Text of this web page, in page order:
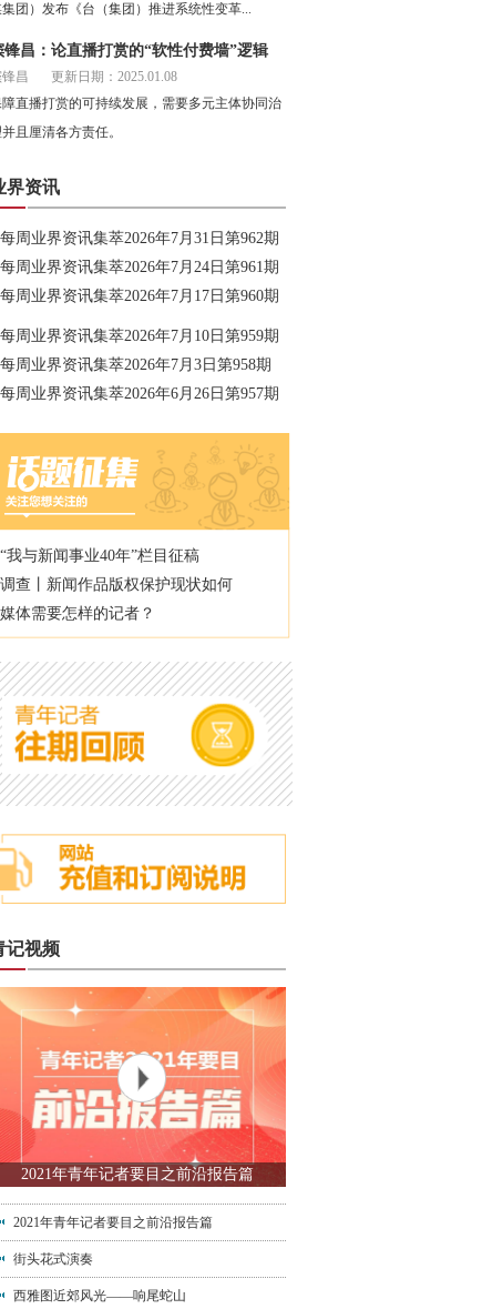
团）发布《台（集团）推进系统性变革...
锋昌：论直播打赏的“软性付费墙”逻辑
昌
更新日期：2025.01.08
直播打赏的可持续发展，需要多元主体协同治
且厘清各方责任。
界资讯
每周业界资讯集萃2026年7月31日第962期
每周业界资讯集萃2026年7月24日第961期
每周业界资讯集萃2026年7月17日第960期
每周业界资讯集萃2026年7月10日第959期
每周业界资讯集萃2026年7月3日第958期
每周业界资讯集萃2026年6月26日第957期
“我与新闻事业40年”栏目征稿
调查丨新闻作品版权保护现状如何
媒体需要怎样的记者？
记视频
2021年青年记者要目之前沿报告篇
2021年青年记者要目之前沿报告篇
街头花式演奏
西雅图近郊风光——响尾蛇山